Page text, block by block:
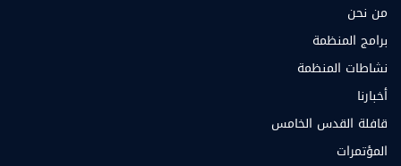
من نحن
برامج المنظمة
نشاطات المنظمة
أخبارنا
قافلة القدس الخامس
المؤتمرات